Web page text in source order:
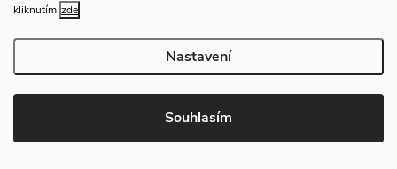
kliknutím zde
Nastavení
Souhlasím
O nás